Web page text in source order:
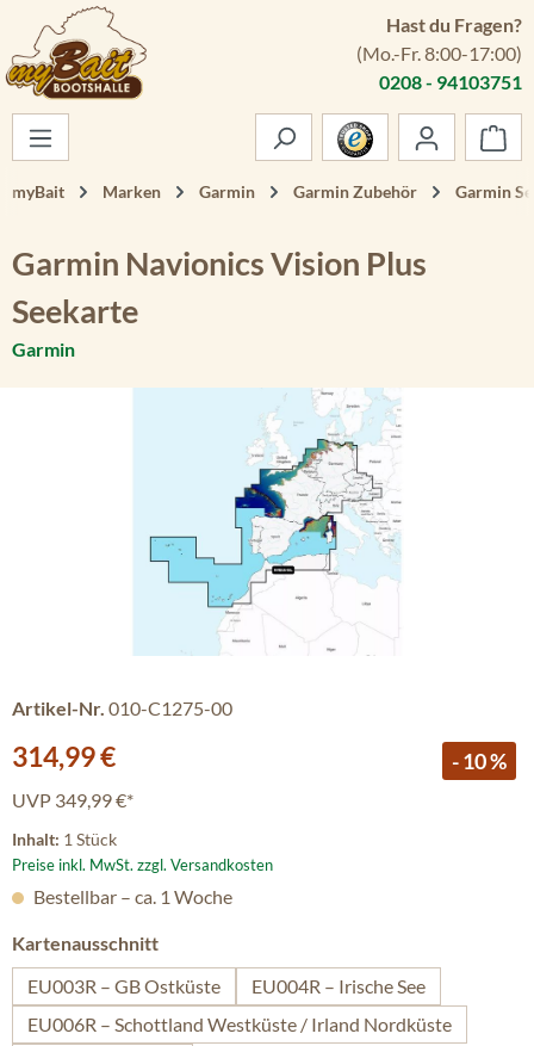
Zum Hauptinhalt springen
Hast du Fragen?
(Mo.-Fr. 8:00-17:00)
0208 - 94103751
myBait Marken Garmin Garmin Zubehör Garmin
Garmin Navionics Vision Plus
Seekarte
Garmin
Artikel-Nr. 010-C1275-00
Verkaufspreis:
314,99 € - 10 %
UVP 349,99 €*
Inhalt: 1 Stück
Preise inkl. MwSt. zzgl. Versandkosten
Bestellbar – ca. 1 Woche
Kartenausschnittauswählen
EU003R – GB Ostküste
EU004R – Irische See
EU006R – Schottland Westküste / Irland Nordküste